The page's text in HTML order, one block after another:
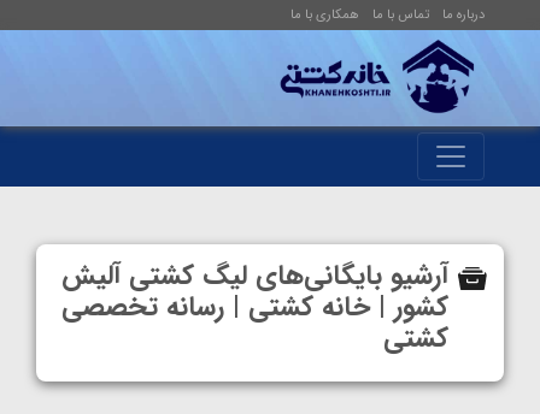
درباره ما تماس با ما همکاری با ما
آرشیو بایگانی‌های لیگ کشتی آلیش
کشور | خانه کشتی | رسانه تخصصی
کشتی